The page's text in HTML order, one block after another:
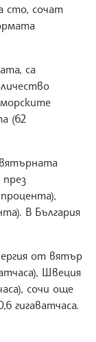
сто, сочат
са
морските
(62
В България
от вятър
Швеция
сочи още
гигаватчаса.